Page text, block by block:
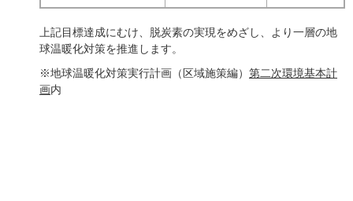
上記目標達成にむけ、脱炭素の実現をめざし、より一層の地
球温暖化対策を推進します。
※地球温暖化対策実行計画（区域施策編） 第二次環境基本計
画内